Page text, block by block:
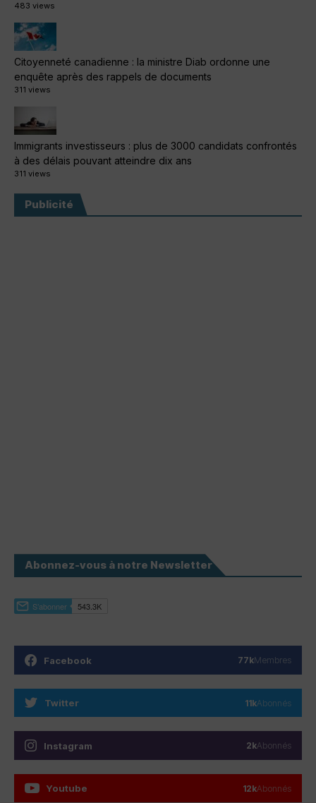
483 views
Citoyenneté canadienne : la ministre Diab ordonne une
enquête après des rappels de documents
311 views
Immigrants investisseurs : plus de 3000 candidats confrontés
à des délais pouvant atteindre dix ans
311 views
Publicité
Abonnez-vous à notre Newsletter
Facebook 77kMembres
Twitter 11kAbonnés
Instagram 2kAbonnés
Youtube 12kAbonnés